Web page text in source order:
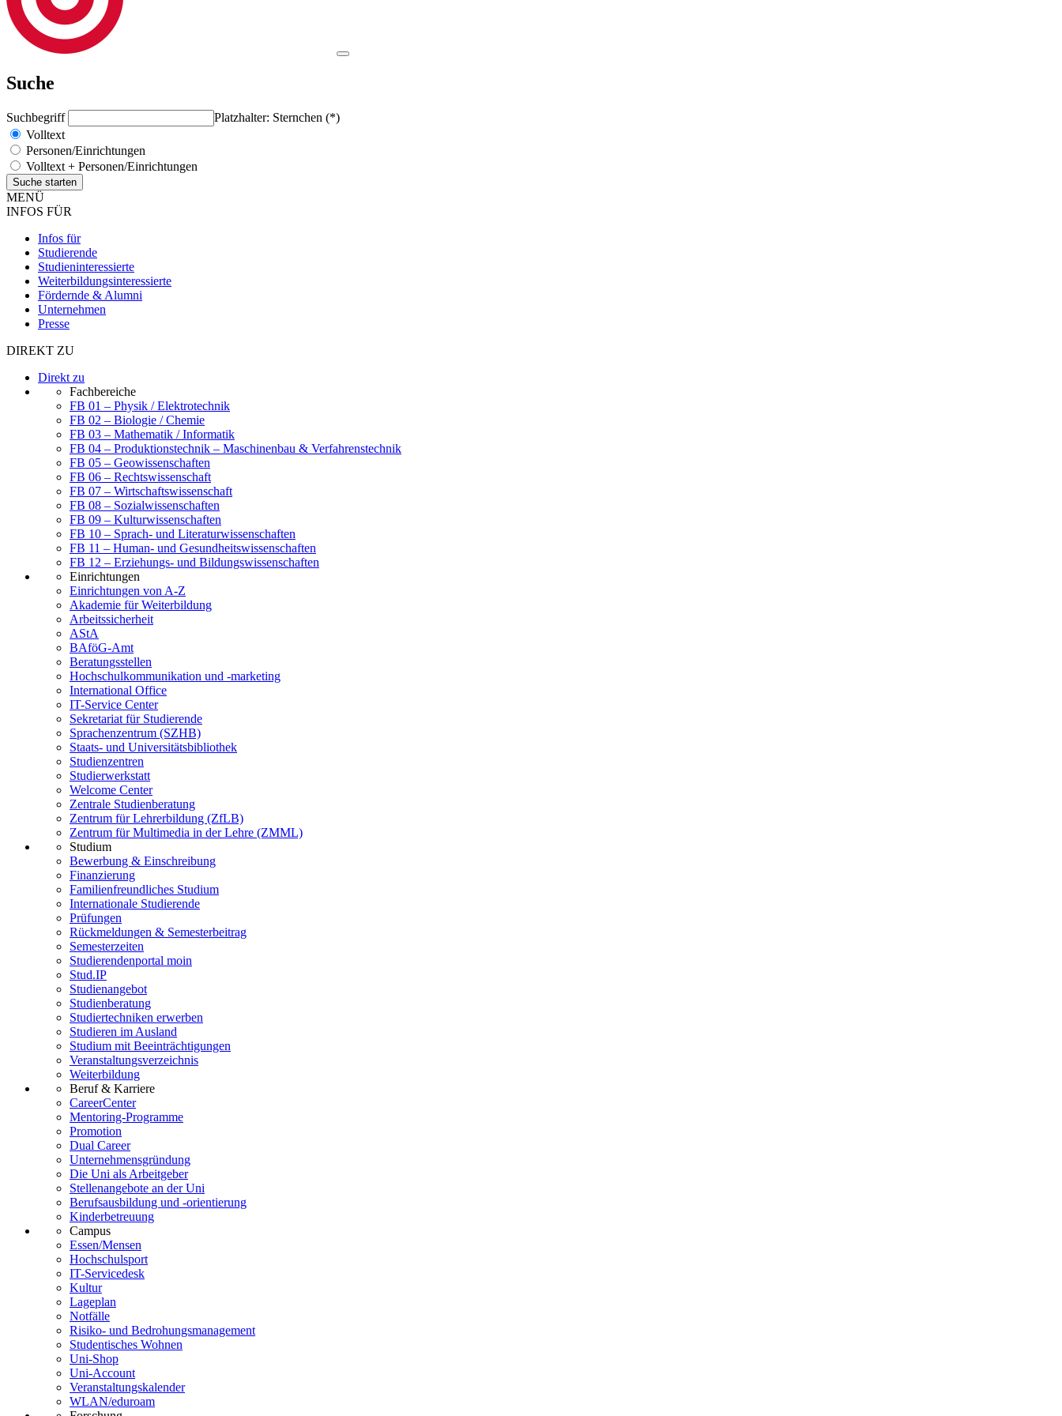
Suche
Suchbegriff
Platzhalter: Sternchen (*)
Volltext
Personen/Einrichtungen
Volltext + Personen/Einrichtungen
MENÜ
INFOS FÜR
Infos für
Studierende
Studieninteressierte
Weiterbildungsinteressierte
Fördernde & Alumni
Unternehmen
Presse
DIREKT ZU
Direkt zu
Fachbereiche
FB 01 – Physik / Elektrotechnik
FB 02 – Biologie / Chemie
FB 03 – Mathematik / Informatik
FB 04 – Produktionstechnik – Maschinenbau & Verfahrenstechnik
FB 05 – Geowissenschaften
FB 06 – Rechtswissenschaft
FB 07 – Wirtschaftswissenschaft
FB 08 – Sozialwissenschaften
FB 09 – Kulturwissenschaften
FB 10 – Sprach- und Literaturwissenschaften
FB 11 – Human- und Gesundheitswissenschaften
FB 12 – Erziehungs- und Bildungswissenschaften
Einrichtungen
Einrichtungen von A-Z
Akademie für Weiterbildung
Arbeitssicherheit
AStA
BAföG-Amt
Beratungsstellen
Hochschulkommunikation und -marketing
International Office
IT-Service Center
Sekretariat für Studierende
Sprachenzentrum (SZHB)
Staats- und Universitätsbibliothek
Studienzentren
Studierwerkstatt
Welcome Center
Zentrale Studienberatung
Zentrum für Lehrerbildung (ZfLB)
Zentrum für Multimedia in der Lehre (ZMML)
Studium
Bewerbung & Einschreibung
Finanzierung
Familienfreundliches Studium
Internationale Studierende
Prüfungen
Rückmeldungen & Semesterbeitrag
Semesterzeiten
Studierendenportal moin
Stud.IP
Studienangebot
Studienberatung
Studiertechniken erwerben
Studieren im Ausland
Studium mit Beeinträchtigungen
Veranstaltungsverzeichnis
Weiterbildung
Beruf & Karriere
CareerCenter
Mentoring-Programme
Promotion
Dual Career
Unternehmensgründung
Die Uni als Arbeitgeber
Stellenangebote an der Uni
Berufsausbildung und -orientierung
Kinderbetreuung
Campus
Essen/Mensen
Hochschulsport
IT-Servicedesk
Kultur
Lageplan
Notfälle
Risiko- und Bedrohungsmanagement
Studentisches Wohnen
Uni-Shop
Uni-Account
Veranstaltungskalender
WLAN/eduroam